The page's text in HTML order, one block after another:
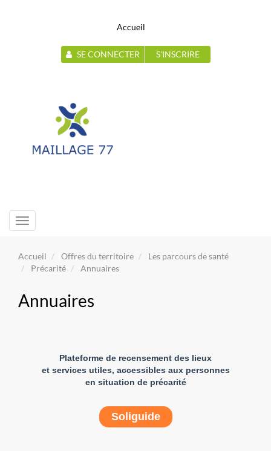
Accueil
SE CONNECTER S'INSCRIRE
Toggle
navigation
Accueil Offres du territoire
Les parcours de santé
Précarité
Annuaires
Annuaires
Plateforme de recensement des lieux
et services utiles, accessibles aux personnes
en situation de précarité
Soliguide